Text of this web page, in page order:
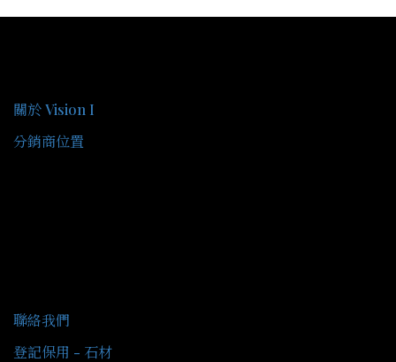
關於 Vision I
分銷商位置
聯絡我們
登記保用 - 石材